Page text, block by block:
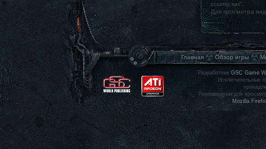
ссылку как".
Для просмотра
Главная Обзор игры
Разработчик GSC Game
Исключительные
Рекомендуем для
Mozilla